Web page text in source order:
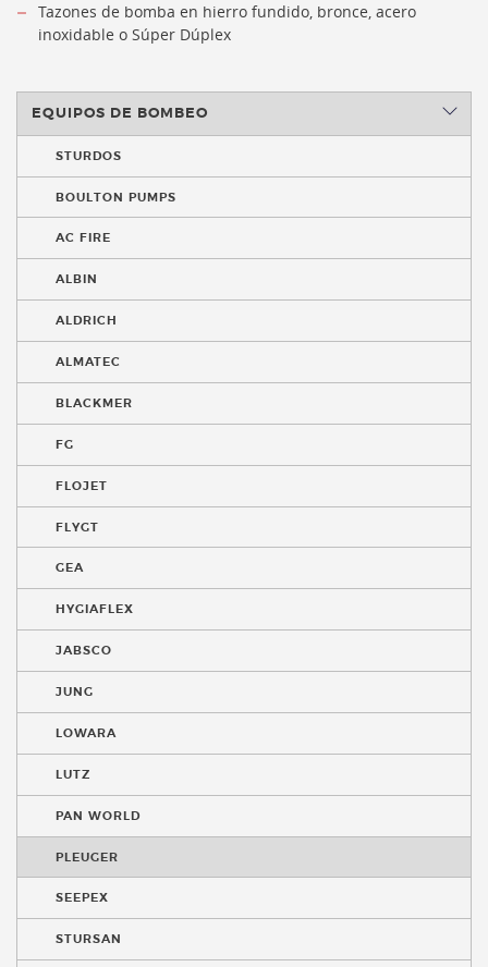
EQUIPOS DE BOMBEO
STURDOS
BOULTON PUMPS
AC FIRE
ALBIN
ALDRICH
ALMATEC
BLACKMER
FG
FLOJET
FLYGT
GEA
HYGIAFLEX
JABSCO
JUNG
LOWARA
LUTZ
PAN WORLD
PLEUGER
SEEPEX
STURSAN
Tazones de bomba en hierro fundido, bronce, acero
inoxidable o Súper Dúplex